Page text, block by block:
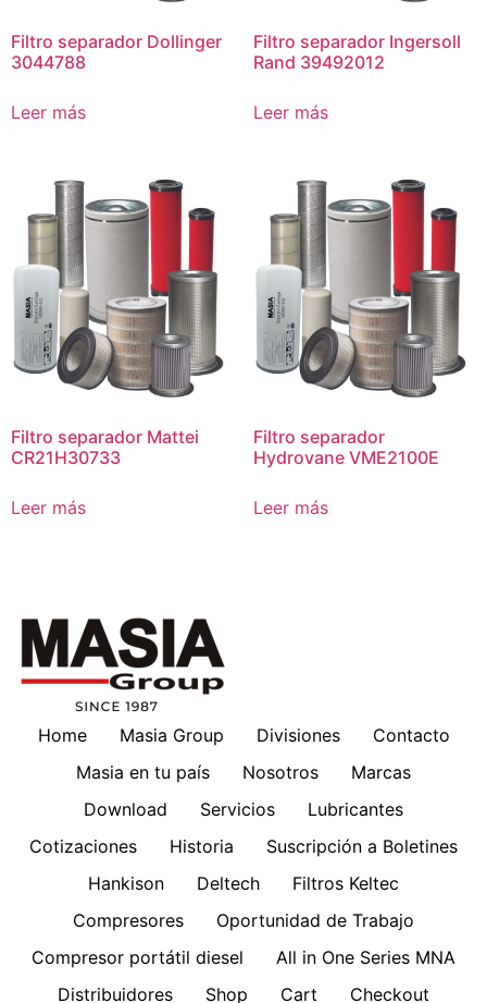
Filtro separador Dollinger
3044788
Leer más
Filtro separador Ingersoll
Rand 39492012
Leer más
Filtro separador Mattei
CR21H30733
Leer más
Filtro separador
Hydrovane VME2100E
Leer más
Home Masia Group Divisiones
Contacto
Masia en tu país
Nosotros
Marcas
Download
Servicios
Lubricantes
Cotizaciones
Historia
Suscripción a Boletines
Hankison
Deltech
Filtros Keltec
Compresores
Oportunidad de Trabajo
Compresor portátil diesel
All in One Series MNA
Distribuidores
Shop Cart Checkout